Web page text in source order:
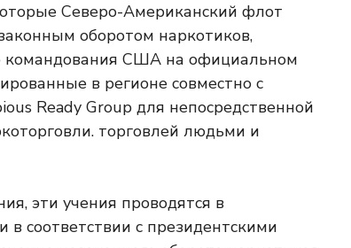
Северо-Американский флот
оборотом наркотиков,
командования США на официальном
в регионе совместно с
Ready Group для непосредственной
торговлей людьми и
эти учения проводятся в
соответствии с президентскими